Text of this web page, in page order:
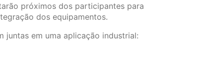
próximos dos participantes para
dos equipamentos.
juntas em uma aplicação industrial: